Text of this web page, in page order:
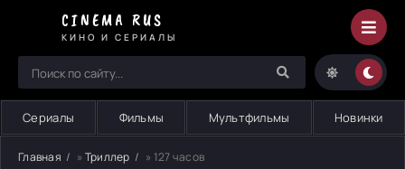
CINEMA RUS
КИНО И СЕРИАЛЫ
Сериалы Фильмы Мультфильмы Новинки
Главная » Триллер » 127 часов